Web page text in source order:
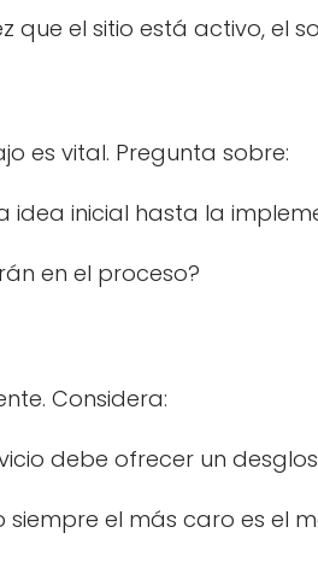
que el sitio está activo, el
es vital. Pregunta sobre:
idea inicial hasta la
en el proceso?
Considera:
debe ofrecer un
siempre el más caro es el